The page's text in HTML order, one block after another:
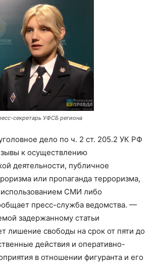
секретарь УФСБ региона
дело по ч. 2 ст. 205.2 УК РФ
к осуществлению
деятельности, публичное
или пропаганда терроризма,
СМИ либо
пресс-служба ведомства. —
задержанному статьи
лишение свободы на срок от пяти до
действия и оперативно-
в отношении фигуранта и его